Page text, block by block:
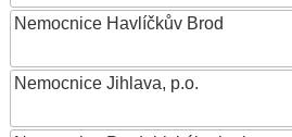
Nemocnice Havlíčkův Brod
Nemocnice Jihlava, p.o.